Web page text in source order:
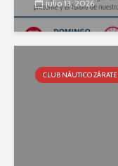
julio 13, 2026
CLUB NÁUTICO ZÁRATE